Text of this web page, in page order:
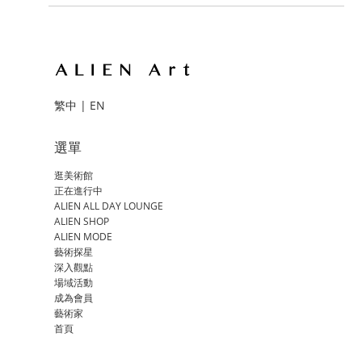
繁中 | EN
選單
逛美術館
正在進行中
ALIEN ALL DAY LOUNGE
ALIEN SHOP
ALIEN MODE
藝術探星
深入觀點
場域活動
成為會員
藝術家
首頁